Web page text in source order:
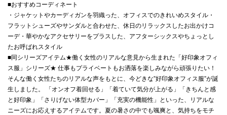
■おすすめコーディネート
・ジャケットやカーディガンを羽織った、オフィスでのきれいめスタイル・
フラットシューズやサンダルと合わせた、休日のリラックスしたお出かけコ
ーデ・華やかなアクセサリーをプラスした、アフターシックスやちょっとし
たお呼ばれスタイル
■同シリーズアイテム★働く女性のリアルな意見から生まれた「好印象オフィ
ス服」シリーズ★ 仕事もプライベートもお洒落を楽しみながら頑張りたい！
そんな働く女性たちのリアルな声をもとに、今どきな”好印象オフィス服”が誕
生しました。 「オンオフ着回せる」「着ていて気分が上がる」「きちんと感
と好印象」「さりげない体型カバー」「充実の機能性」といった、リアルな
ニーズにお応えするアイテムです。夏の暑さの中でも颯爽と、気持ちをモチ